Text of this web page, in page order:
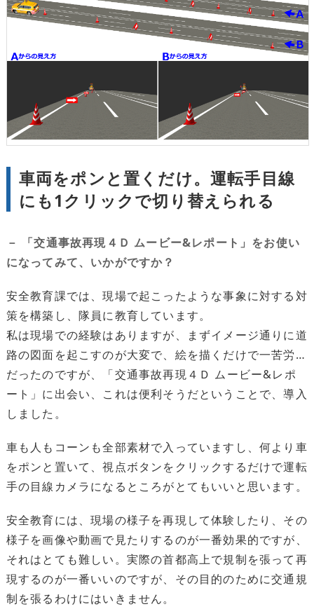
車両をポンと置くだけ。運転手目線
にも1クリックで切り替えられる
－ 「交通事故再現４Ｄ ムービー&レポート」をお使い
になってみて、いかがですか？
安全教育課では、現場で起こったような事象に対する対
策を構築し、隊員に教育しています。
私は現場での経験はありますが、まずイメージ通りに道
路の図面を起こすのが大変で、絵を描くだけで一苦労…
だったのですが、「交通事故再現４Ｄ ムービー&レポ
ート」に出会い、これは便利そうだということで、導入
しました。
車も人もコーンも全部素材で入っていますし、何より車
をポンと置いて、視点ボタンをクリックするだけで運転
手の目線カメラになるところがとてもいいと思います。
安全教育には、現場の様子を再現して体験したり、その
様子を画像や動画で見たりするのが一番効果的ですが、
それはとても難しい。実際の首都高上で規制を張って再
現するのが一番いいのですが、その目的のために交通規
制を張るわけにはいきません。